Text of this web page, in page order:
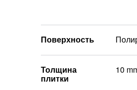
Поверхность
Толщина
плитки
10